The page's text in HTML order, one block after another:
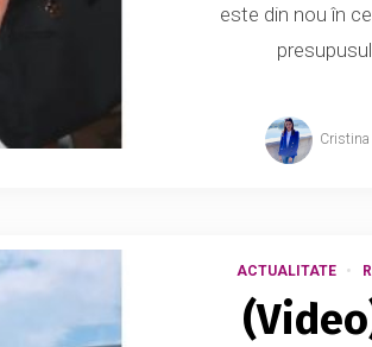
este din nou în
presupusul
Cristina
ACTUALITATE